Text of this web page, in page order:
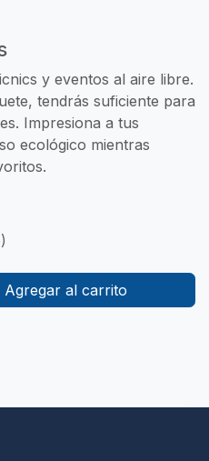
y eventos al aire libre.
tendrás suficiente para
Impresiona a tus
ecológico mientras
Agregar al carrito